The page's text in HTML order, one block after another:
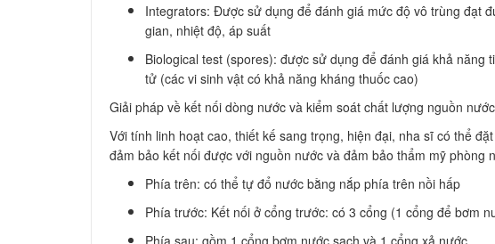
Integrators: Được sử dụng để đánh giá mức độ vô trùng đạt
gian, nhiệt độ, áp suất
Biological test (spores): được sử dụng để đánh giá khả
tử (các vi sinh vật có khả năng kháng thuốc cao)
Giải pháp về kết nối dòng nước và kiểm soát chất lượng nguồn nước
Với tính linh hoạt cao, thiết kế sang trọng, hiện đại, nha sĩ có thể
đảm bảo kết nối được với nguồn nước và đảm bảo thẩm mỹ phòng
Phía trên: có thể tự đổ nước bằng nắp phía trên nồi hấp
Phía trước: Kết nối ở cổng trước: có 3 cổng (1 cổng để bơm
Phía sau: gồm 1 cổng bơm nước sạch và 1 cổng xả nước.